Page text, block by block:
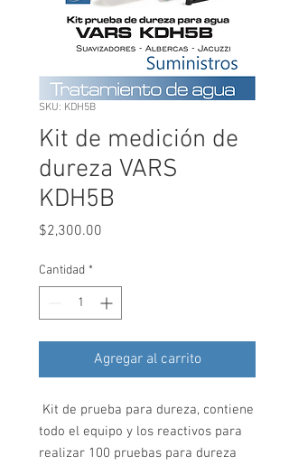
SKU: KDH5B
Kit de medición de
dureza VARS
KDH5B
$2,300.00
Cantidad *
Agregar al carrito
Kit de prueba para dureza, contiene
todo el equipo y los reactivos para
realizar 100 pruebas para dureza